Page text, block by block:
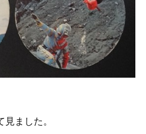
ました。